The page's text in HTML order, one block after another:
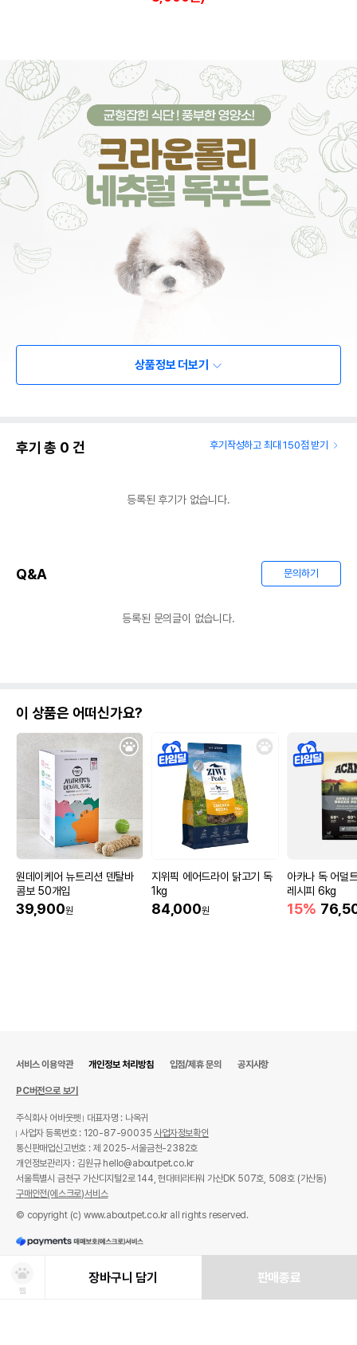
상품정보 더보기
후기 총 0 건 후기작성하고 최대 150점 받기
등록된 후기가 없습니다.
Q&A 문의하기
등록된 문의글이 없습니다.
이 상품은 어떠신가요?
원데이케어 뉴트리션 덴탈바
콤보 50개입
39,900원
지위픽 에어드라이 닭고기 독
1kg
84,000원
아카나 독 어덜
레시피 6kg
15%
찜
장바구니 담기 판매종료
서비스 이용약관 개인정보 처리방침 입점/제휴 문의 공지사항
PC버전으로 보기
주식회사 어바웃펫
대표자명 : 나옥귀
사업자 등록번호 : 120-87-90035사업자정보확인
통신판매업신고번호 : 제 2025-서울금천-2382호
개인정보관리자 : 김원규 hello@aboutpet.co.kr
서울특별시 금천구 가산디지털2로 144, 현대테라타워 가산DK 507호, 508호 (가산동)
구매안전(에스크로)서비스
© copyright (c) www.aboutpet.co.kr all rights reserved.